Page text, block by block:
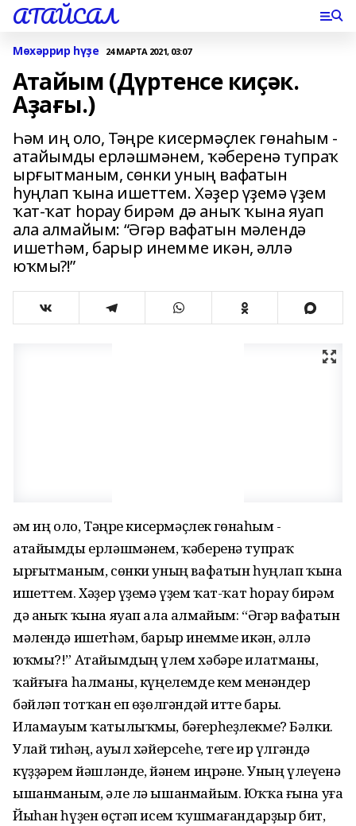
АТАЙСАЛ
Мөхәррир һүҙе 24 МАРТА 2021, 03:07
Атайым (Дүртенсе киҫәк.
Аҙағы.)
Һәм иң оло, Тәңре кисермәҫлек гөнаһым -
атайымды ерләшмәнем, ҡәберенә тупраҡ
ырғытманым, сөнки уның вафатын
һуңлап ҡына ишеттем. Хәҙер үҙемә үҙем
ҡат-ҡат һорау бирәм дә аныҡ ҡына яуап
ала алмайым: “Әгәр вафатын мәлендә
ишетһәм, барыр инемме икән, әллә
юҡмы?!”
Һәм иң оло, Тәңре кисермәҫлек гөнаһым -
атайымды ерләшмәнем, ҡәберенә тупраҡ
ырғытманым, сөнки уның вафатын һуңлап ҡына
ишеттем. Хәҙер үҙемә үҙем ҡат-ҡат һорау бирәм
дә аныҡ ҡына яуап ала алмайым: “Әгәр вафатын
мәлендә ишетһәм, барыр инемме икән, әллә
юҡмы?!” Атайымдың үлем хәбәре илатманы,
ҡайғыға һалманы, күңелемде кем менәндер
бәйләп тотҡан еп өҙөлгәндәй итте бары.
Иламауым ҡатылыҡмы, бәғерһеҙлекме? Бәлки.
Улай тиһәң, ауыл хәйерсеһе, теге ир үлгәндә
күҙҙәрем йәшләнде, йәнем иңрәне. Уның үлеүенә
ышанманым, әле лә ышанмайым. Юҡҡа ғына уға
Йыһан һүҙен өҫтәп исем ҡушмағандарҙыр бит,